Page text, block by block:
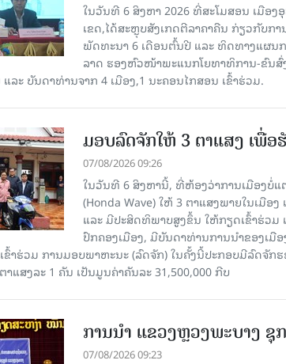
ໃນວັນທີ 6 ສິງຫາ 2026 ທີ່ສະໂມສອນ ເມື
ເຂດ,ໄດ້ສະຫຼຸບສັງເກດຕີລາຄາຄືນ ກ່ຽວກັບກ
ພັດທະນາ 6 ເດືອນຕົ້ນປີ ແລະ ທິດທາງແຜນ
ລາດ ຮອງຫົວໜ້າພະແນກໂຍທາທິການ-ຂົນສົ່
ລະ ບັນດາທ່ານຈາກ 4 ເມືອງ,1 ນະຄອນໄກສອນ ເຂົ້າຮ່ວມ.
ມອບລົດຈັກໃຫ້ 3 ຕາແສງ ເພື່
07/08/2026 09:26
ໃນວັນທີ 6 ສິງຫານີ້, ທີ່ຫ້ອງວ່າການເມືອງບໍ່
(Honda Wave) ໃຫ້ 3 ຕາແສງພາຍໃນເມືອ
ແລະ ມີປະສິດທິພາບສູງຂຶ້ນ ໃຫ້ກຽດເຂົ້າຮ່ວມ
ປົກຄອງເມືອງ, ມີບັນດາທ່ານການນຳຂອງເມື
ຂົ້າຮ່ວມ ການມອບພາຫະນະ (ລົດຈັກ) ໃນຄັ້ງນີ້ປະກອບມີລົດຈັກ
ແສງລະ 1 ຄັນ ເປັນມູນຄ່າຄັນລະ 31,500,000 ກີບ
ການນຳ ແຂວງຫຼວງພະບາງ ຊຸ
07/08/2026 09:23